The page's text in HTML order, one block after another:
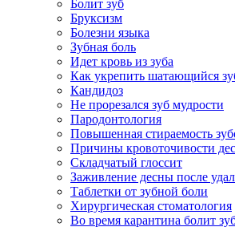
Болит зуб
Бруксизм
Болезни языка
Зубная боль
Идет кровь из зуба
Как укрепить шатающийся
Кандидоз
Не прорезался зуб мудрости
Пародонтология
Повышенная стираемость
Причины кровоточивости
Складчатый глоссит
Заживление десны после
Таблетки от зубной боли
Хирургическая стоматология
Во время карантина болит